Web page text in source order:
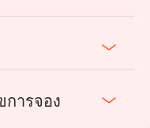
ารจอง